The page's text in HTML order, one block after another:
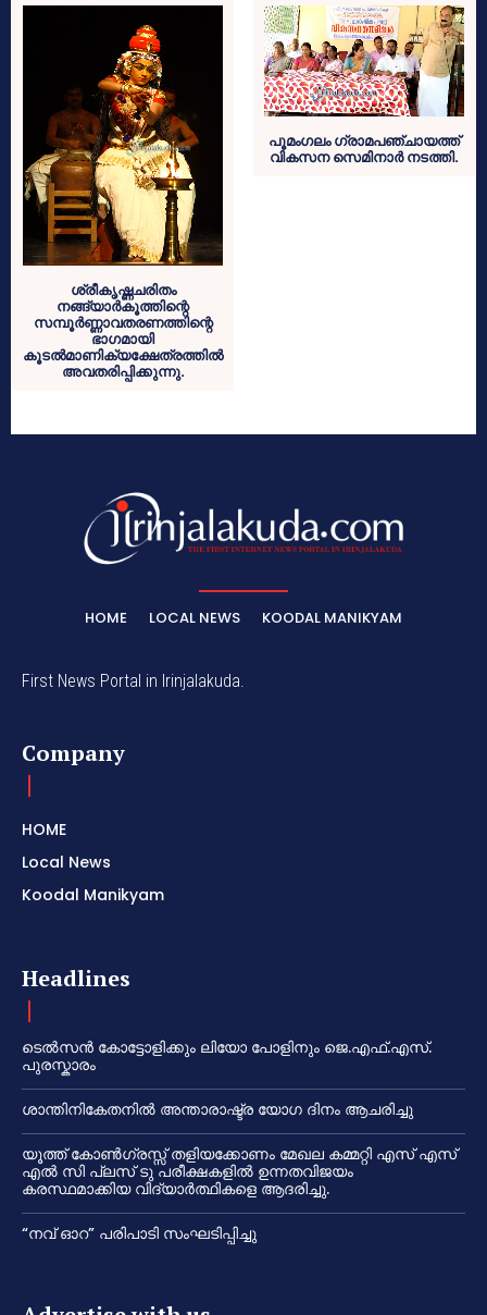
ശ്രീകൃഷ്ണചരിതം
നങ്ങ്യാര്‍കൂത്തിന്റെ
സമ്പൂര്‍ണ്ണാവതരണത്തിന്റെ
ഭാഗമായി
കൂടല്‍മാണിക്യക്ഷേത്രത്തില്‍
അവതരിപ്പിക്കുന്നു.
പൂമംഗലം ഗ്രാമപഞ്ചായത്ത്
വികസന സെമിനാര്‍ നടത്തി.
HOME LOCAL NEWS KOODAL MANIKYAM
First News Portal in Irinjalakuda.
Company
HOME
Local News
Koodal Manikyam
Headlines
ടെൽസൻ കോട്ടോളിക്കും ലിയോ പോളിനും ജെ.എഫ്.എസ്.
പുരസ്കാരം
ശാന്തിനികേതനിൽ അന്താരാഷ്ട്ര യോഗ ദിനം ആചരിച്ചു
യൂത്ത് കോൺഗ്രസ്സ് തളിയക്കോണം മേഖല കമ്മറ്റി എസ് എസ്
എൽ സി പ്ലസ് ടു പരീക്ഷകളിൽ ഉന്നതവിജയം
കരസ്ഥമാക്കിയ വിദ്യാർത്ഥികളെ ആദരിച്ചു.
“നവ് ഓറ” പരിപാടി സംഘടിപ്പിച്ചു